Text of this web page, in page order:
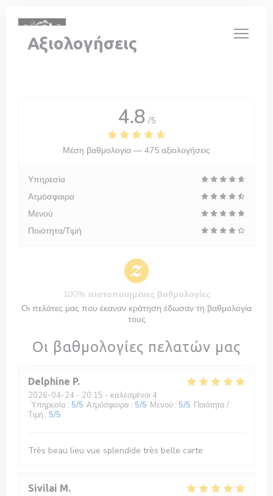
Αξιολογήσεις
Οι βαθμολογίες πελατών μας
Delphine P
2026-04-24 - 20:15 - καλεσμένοι 4
Υπηρεσία : 5/5 Ατμόσφαιρα : 5/5 Μενού : 5/5 Ποιότητα /
Τιμή : 5/5
Très beau lieu vue splendide très belle carte
Sivilai M
4.8 /5
Μέση βαθμολογία — 475 αξιολογήσεις
Υπηρεσία
Ατμόσφαιρα
Μενού
Ποιότητα/Τιμή
100% πιστοποιημένες βαθμολογίες
Οι πελάτες μας που έκαναν κράτηση έδωσαν τη βαθμολογία
τους